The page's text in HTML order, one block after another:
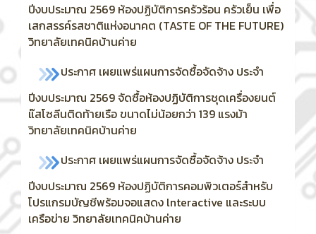
ปีงบประมาณ 2569 ห้องปฏิบัติการครัวร้อน ครัวเย็น เพื่อ
เสกสรรค์รสชาติแห่งอนาคต (TASTE OF THE FUTURE)
วิทยาลัยเทคนิคบ้านค่าย
ประกาศ เผยแพร่แผนการจัดซื้อจัดจ้าง ประจำ
ปีงบประมาณ 2569จัดซื้อห้องปฏิบัติการชุดเครื่องยนต์
แ๊สโซลีนติดท้ายเรือ ขนาดไม่น้อยกว่า 139 แรงม้า
วิทยาลัยเทคนิคบ้านค่าย
ประกาศ เผยแพร่แผนการจัดซื้อจัดจ้าง ประจำ
ปีงบประมาณ 2569 ห้องปฏิบัติการคอมพิวเตอร์สำหรับ
โปรแกรมบัญชีพร้อมจอแสดง lnteractive และระบบ
เครือข่าย วิทยาลัยเทคนิคบ้านค่าย